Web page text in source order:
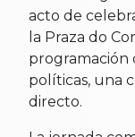
acto de
la Praza do
programación
políticas, una
directo.